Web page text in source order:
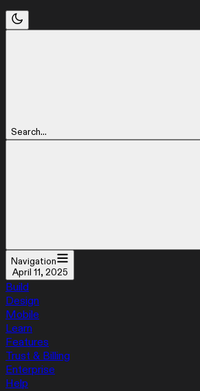
Search...
Navigation
April 11, 2025
Build
Design
Mobile
Learn
Features
Trust & Billing
Enterprise
Help